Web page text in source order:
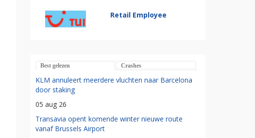
Retail Employee
Best gelezen Crashes
KLM annuleert meerdere vluchten naar Barcelona
door staking
05 aug 26
Transavia opent komende winter nieuwe route
vanaf Brussels Airport